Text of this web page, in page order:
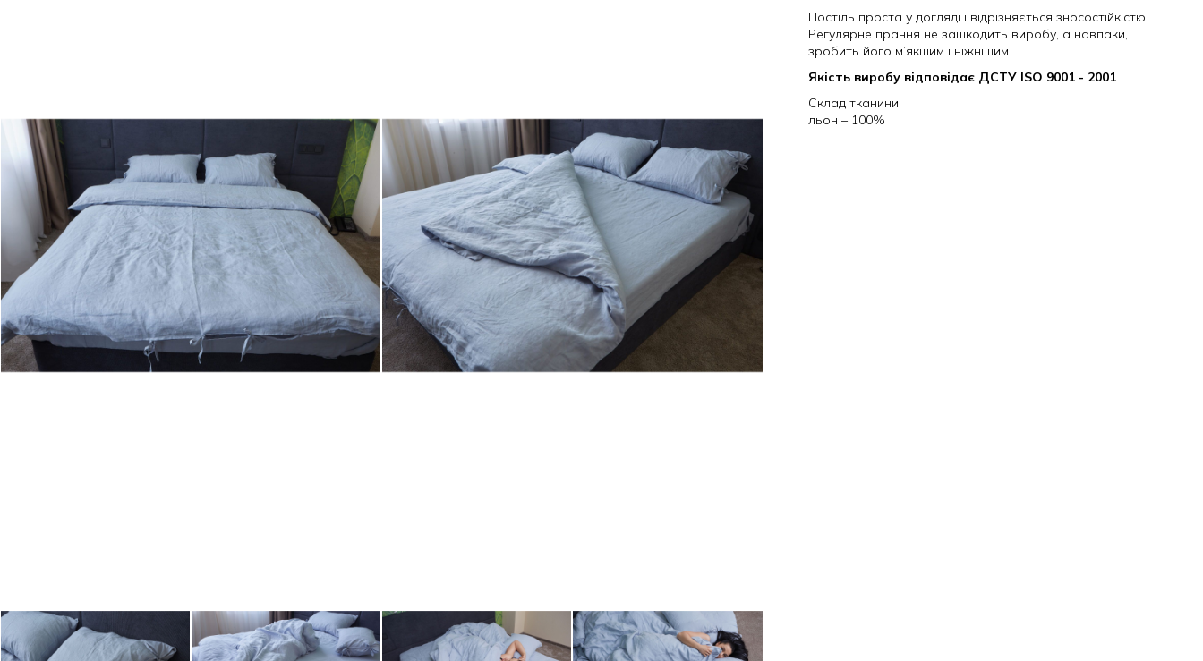
Постіль проста у догляді і відрізняється зносостійкістю.
Регулярне прання не зашкодить виробу, а навпаки,
зробить його м’якшим і ніжнішим.
Якість виробу відповідає ДСТУ ISO 9001 - 2001
Склад тканини:
льон – 100%